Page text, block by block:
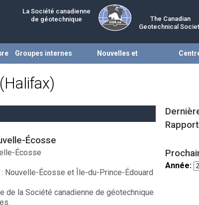
La Société canadienne
de géotechnique
The Canadian
Geotechnical
Groupes internes Nouvelles et
Écosse
Écosse
Nouvelle-Écosse et Île-du-Prince-Édouard
de la Société canadienne de géotechnique
Année: